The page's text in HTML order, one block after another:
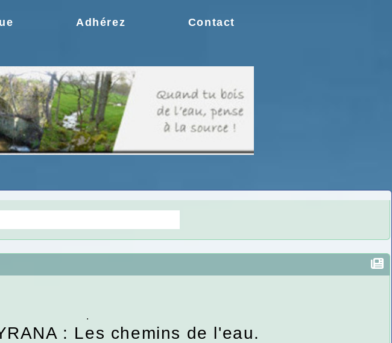
Adhérez Contact
.
: Les chemins de l'eau.